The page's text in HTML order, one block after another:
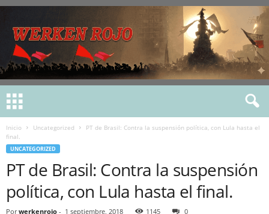
Inicio Uncategorized
PT de Brasil: Contra la suspensión política, con Lula hasta el
final.
UNCATEGORIZED
PT de Brasil: Contra la suspensión
política, con Lula hasta el final.
Por werkenrojo - 1 septiembre, 2018 1145 0